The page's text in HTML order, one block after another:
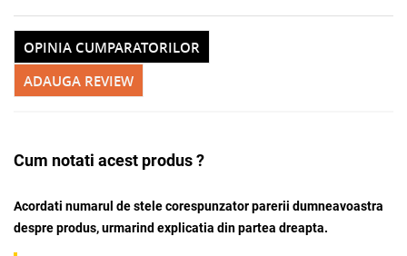
ADAUGA REVIEW
OPINIA CUMPARATORILOR
Cum notati acest produs ?
Acordati numarul de stele corespunzator parerii dumneavoastra
despre produs, urmarind explicatia din partea dreapta.